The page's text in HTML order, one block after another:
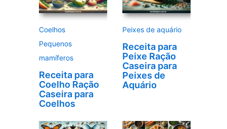
Coelhos
Pequenos
mamíferos
Receita para
Coelho Ração
Caseira para
Coelhos
Peixes de aquário
Receita para
Peixe Ração
Caseira para
Peixes de
Aquário